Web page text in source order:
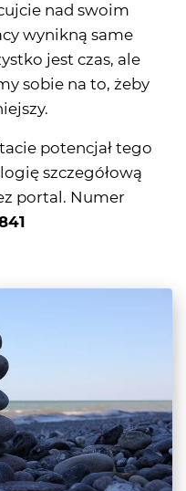
nad swoim
wynikną same
jest czas, ale
sobie na to, żeby
potencjał tego
szczegółową
portal. Numer